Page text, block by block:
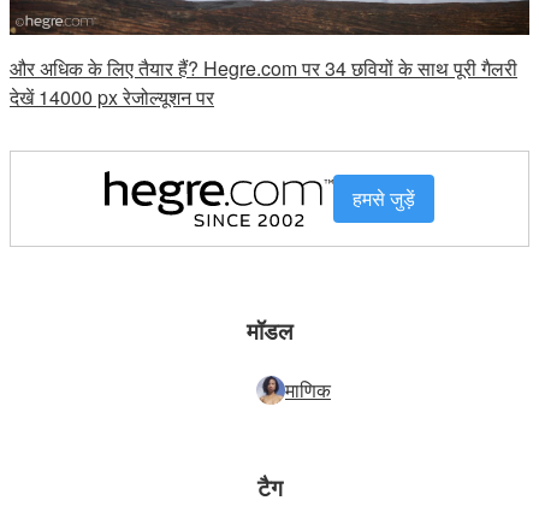
और अधिक के लिए तैयार हैं? Hegre.com पर 34 छवियों के साथ पूरी गैलरी
देखें 14000 px रेजोल्यूशन पर
हमसे जुड़ें
मॉडल
माणिक
टैग